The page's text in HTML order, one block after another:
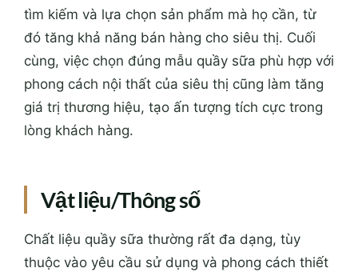
tìm kiếm và lựa chọn sản phẩm mà họ cần, từ
đó tăng khả năng bán hàng cho siêu thị. Cuối
cùng, việc chọn đúng mẫu quầy sữa phù hợp với
phong cách nội thất của siêu thị cũng làm tăng
giá trị thương hiệu, tạo ấn tượng tích cực trong
lòng khách hàng.
Vật liệu/Thông số
Chất liệu quầy sữa thường rất đa dạng, tùy
thuộc vào yêu cầu sử dụng và phong cách thiết